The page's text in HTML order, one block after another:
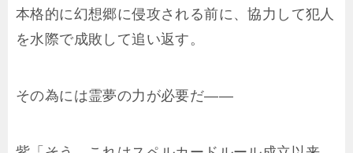
本格的に幻想郷に侵攻される前に、協力して犯人
を水際で成敗して追い返す。
その為には霊夢の力が必要だ――